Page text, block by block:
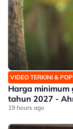
VIDEO TERKINI &
Harga minimum
tahun 2027 -
19 hours ago